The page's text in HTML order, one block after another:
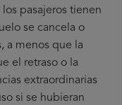
pasajeros tienen
se cancela o
a menos que la
el retraso o la
extraordinarias
si se hubieran